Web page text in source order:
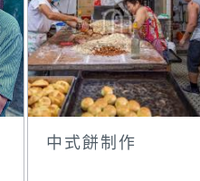
中式餅制作